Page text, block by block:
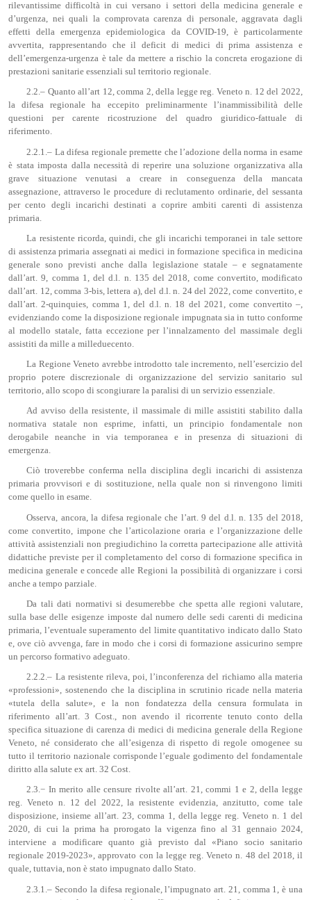
rilevantissime difficoltà in cui versano i settori della medicina generale e
d’urgenza, nei quali la comprovata carenza di personale, aggravata dagli
effetti della emergenza epidemiologica da COVID-19, è particolarmente
avvertita, rappresentando che il deficit di medici di prima assistenza e
dell’emergenza-urgenza è tale da mettere a rischio la concreta erogazione di
prestazioni sanitarie essenziali sul territorio regionale.
2.2.– Quanto all’art 12, comma 2, della legge reg. Veneto n. 12 del 2022,
la difesa regionale ha eccepito preliminarmente l’inammissibilità delle
questioni per carente ricostruzione del quadro giuridico-fattuale di
riferimento.
2.2.1.– La difesa regionale premette che l’adozione della norma in esame
è stata imposta dalla necessità di reperire una soluzione organizzativa alla
grave situazione venutasi a creare in conseguenza della mancata
assegnazione, attraverso le procedure di reclutamento ordinarie, del sessanta
per cento degli incarichi destinati a coprire ambiti carenti di assistenza
primaria.
La resistente ricorda, quindi, che gli incarichi temporanei in tale settore
di assistenza primaria assegnati ai medici in formazione specifica in medicina
generale sono previsti anche dalla legislazione statale – e segnatamente
dall’art. 9, comma 1, del d.l. n. 135 del 2018, come convertito, modificato
dall’art. 12, comma 3-bis, lettera a), del d.l. n. 24 del 2022, come convertito, e
dall’art. 2-quinquies, comma 1, del d.l. n. 18 del 2021, come convertito –,
evidenziando come la disposizione regionale impugnata sia in tutto conforme
al modello statale, fatta eccezione per l’innalzamento del massimale degli
assistiti da mille a milleduecento.
La Regione Veneto avrebbe introdotto tale incremento, nell’esercizio del
proprio potere discrezionale di organizzazione del servizio sanitario sul
territorio, allo scopo di scongiurare la paralisi di un servizio essenziale.
Ad avviso della resistente, il massimale di mille assistiti stabilito dalla
normativa statale non esprime, infatti, un principio fondamentale non
derogabile neanche in via temporanea e in presenza di situazioni di
emergenza.
Ciò troverebbe conferma nella disciplina degli incarichi di assistenza
primaria provvisori e di sostituzione, nella quale non si rinvengono limiti
come quello in esame.
Osserva, ancora, la difesa regionale che l’art. 9 del d.l. n. 135 del 2018,
come convertito, impone che l’articolazione oraria e l’organizzazione delle
attività assistenziali non pregiudichino la corretta partecipazione alle attività
didattiche previste per il completamento del corso di formazione specifica in
medicina generale e concede alle Regioni la possibilità di organizzare i corsi
anche a tempo parziale.
Da tali dati normativi si desumerebbe che spetta alle regioni valutare,
sulla base delle esigenze imposte dal numero delle sedi carenti di medicina
primaria, l’eventuale superamento del limite quantitativo indicato dallo Stato
e, ove ciò avvenga, fare in modo che i corsi di formazione assicurino sempre
un percorso formativo adeguato.
2.2.2.– La resistente rileva, poi, l’inconferenza del richiamo alla materia
«professioni», sostenendo che la disciplina in scrutinio ricade nella materia
«tutela della salute», e la non fondatezza della censura formulata in
riferimento all’art. 3 Cost., non avendo il ricorrente tenuto conto della
specifica situazione di carenza di medici di medicina generale della Regione
Veneto, né considerato che all’esigenza di rispetto di regole omogenee su
tutto il territorio nazionale corrisponde l’eguale godimento del fondamentale
diritto alla salute ex art. 32 Cost.
2.3.− In merito alle censure rivolte all’art. 21, commi 1 e 2, della legge
reg. Veneto n. 12 del 2022, la resistente evidenzia, anzitutto, come tale
disposizione, insieme all’art. 23, comma 1, della legge reg. Veneto n. 1 del
2020, di cui la prima ha prorogato la vigenza fino al 31 gennaio 2024,
interviene a modificare quanto già previsto dal «Piano socio sanitario
regionale 2019-2023», approvato con la legge reg. Veneto n. 48 del 2018, il
quale, tuttavia, non è stato impugnato dallo Stato.
2.3.1.– Secondo la difesa regionale, l’impugnato art. 21, comma 1, è una